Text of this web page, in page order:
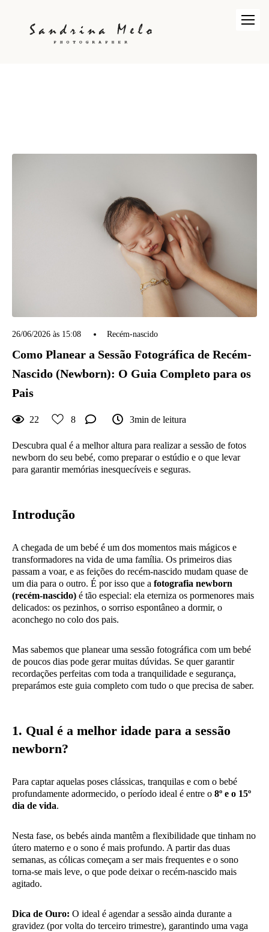
26/06/2026 às 15:08 Recém-nascido
Como Planear a Sessão Fotográfica de Recém-
Nascido (Newborn): O Guia Completo para os
Pais
22 8 3min de leitura
Descubra qual é a melhor altura para realizar a sessão de fotos
newborn do seu bebé, como preparar o estúdio e o que levar
para garantir memórias inesquecíveis e seguras.
Introdução
A chegada de um bebé é um dos momentos mais mágicos e
transformadores na vida de uma família. Os primeiros dias
passam a voar, e as feições do recém-nascido mudam quase de
um dia para o outro. É por isso que a fotografia newborn
(recém-nascido) é tão especial: ela eterniza os pormenores mais
delicados: os pezinhos, o sorriso espontâneo a dormir, o
aconchego no colo dos pais.
Mas sabemos que planear uma sessão fotográfica com um bebé
de poucos dias pode gerar muitas dúvidas. Se quer garantir
recordações perfeitas com toda a tranquilidade e segurança,
preparámos este guia completo com tudo o que precisa de saber.
1. Qual é a melhor idade para a sessão
newborn?
Para captar aquelas poses clássicas, tranquilas e com o bebé
profundamente adormecido, o período ideal é entre o 8º e o 15º
dia de vida.
Nesta fase, os bebés ainda mantêm a flexibilidade que tinham no
útero materno e o sono é mais profundo. A partir das duas
semanas, as cólicas começam a ser mais frequentes e o sono
torna-se mais leve, o que pode deixar o recém-nascido mais
agitado.
Dica de Ouro: O ideal é agendar a sessão ainda durante a
gravidez (por volta do terceiro trimestre), garantindo uma vaga